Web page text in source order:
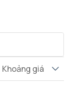
Khoảng giá